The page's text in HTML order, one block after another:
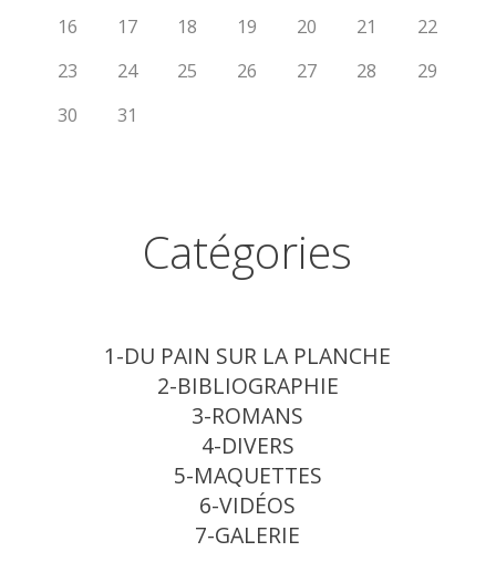
16
17 18 19 20 21
22
23
24 25 26 27 28
29
30
31
Catégories
1-DU PAIN SUR LA PLANCHE
2-BIBLIOGRAPHIE
3-ROMANS
4-DIVERS
5-MAQUETTES
6-VIDÉOS
7-GALERIE